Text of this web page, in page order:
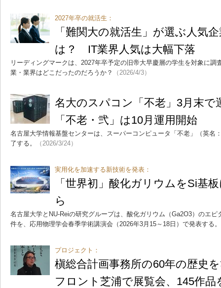
2027年卒の就活生：
「難関大の就活生」が選ぶ人気
は？ IT業界人気は大幅下落
リーディングマークは、2027年卒予定の旧帝大早慶層の学生を対象に調
業・業界はどこだったのだろうか？
（2026/4/3）
名大のスパコン「不老」3月末
「不老・弐」は10月運用開始
名古屋大学情報基盤センターは、スーパーコンピュータ「不老」（英名
了する。
（2026/3/24）
実用化を加速する新技術を発表：
「世界初」酸化ガリウムをSi基
ら
名古屋大学とNU-Reiの研究グループは、酸化ガリウム（Ga2O3）のエ
件を、応用物理学会春季学術講演会（2026年3月15～18日）で発表する。
プロジェクト：
槇総合計画事務所の60年の歴史
フロント芝浦で展覧会、145作品